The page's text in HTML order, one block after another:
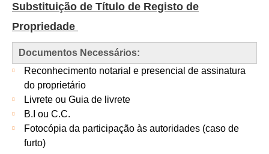
Substituição de Título de Registo de
Propriedade
Documentos Necessários:
Reconhecimento notarial e presencial de assinatura
do proprietário
Livrete ou Guia de livrete
B.I ou C.C.
Fotocópia da participação às autoridades (caso de
furto)